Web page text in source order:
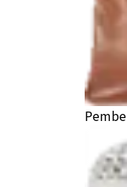
omega